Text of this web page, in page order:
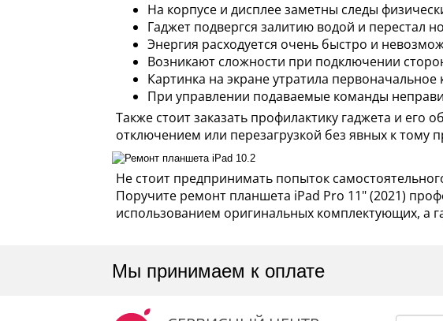
На корпусе и дисплее заметны следы
Гаджет подвергся залитию водой и перестал
Энергия расходуется очень быстро и
Возникают сложности при подключении
Картинка на экране утратила
При управлении подаваемые команды
Также стоит заказать профилактику гаджета и
отключением или перезагрузкой без явных к тому
Не стоит предпринимать попыток
Поручите ремонт планшета iPad Pro 11" (2021)
использованием оригинальных комплектующих, а
Мы принимаем к оплате